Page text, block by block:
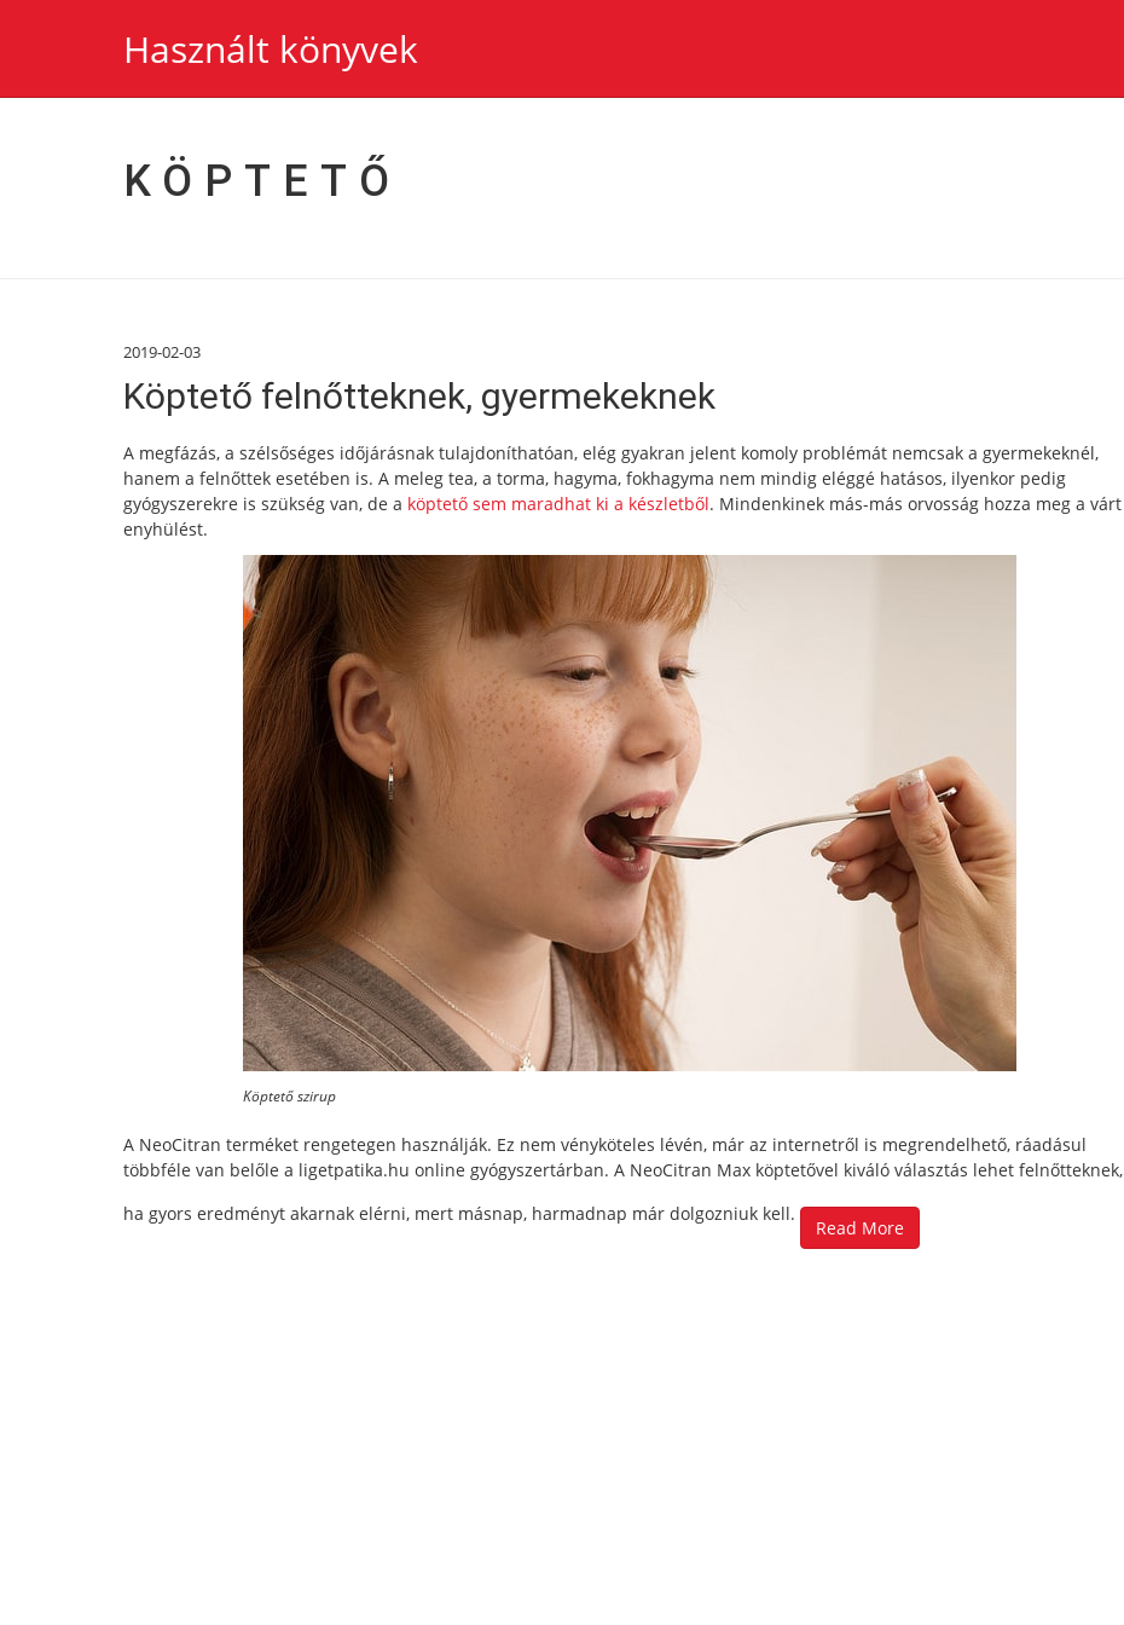
Használt könyvek
KÖPTETŐ
2019-02-03
Köptető felnőtteknek, gyermekeknek
A megfázás, a szélsőséges időjárásnak tulajdoníthatóan, elég gyakran jelent komoly problémát nemcsak a gyermekeknél,
hanem a felnőttek esetében is. A meleg tea, a torma, hagyma, fokhagyma nem mindig eléggé hatásos, ilyenkor pedig
gyógyszerekre is szükség van, de a köptető sem maradhat ki a készletből. Mindenkinek más-más orvosság hozza meg a várt
enyhülést.
Köptető szirup
A NeoCitran terméket rengetegen használják. Ez nem vényköteles lévén, már az internetről is megrendelhető, ráadásul
többféle van belőle a ligetpatika.hu online gyógyszertárban. A NeoCitran Max köptetővel kiváló választás lehet felnőtteknek,
ha gyors eredményt akarnak elérni, mert másnap, harmadnap már dolgozniuk kell.
Read More